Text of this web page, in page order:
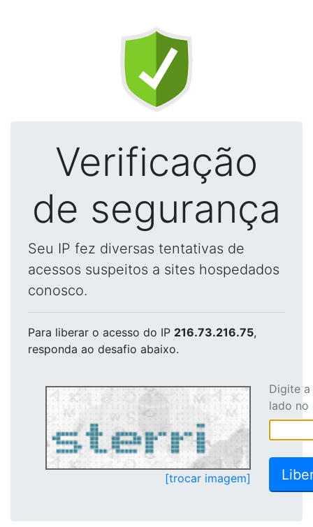
Verificação
de segurança
Seu IP fez diversas tentativas de
acessos suspeitos a sites hospedados
conosco.
Para liberar o acesso do IP 216.73.216.75,
responda ao desafio abaixo.
[trocar imagem]
Digite
lado no